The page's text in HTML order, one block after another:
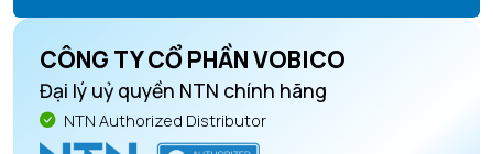
CÔNG TY CỔ PHẦN VOBICO
Đại lý uỷ quyền NTN chính hãng
NTN Authorized Distributor